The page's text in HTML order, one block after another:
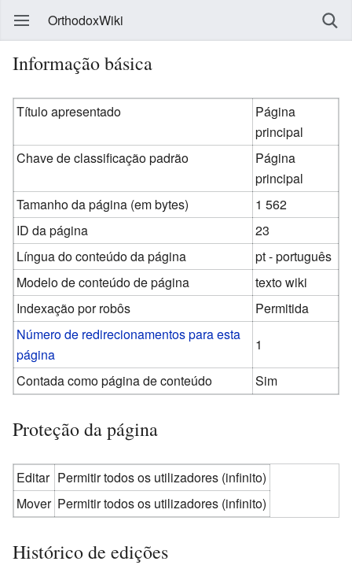
OrthodoxWiki
Informação básica
Título apresentado
Página
principal
Chave de classificação padrão
Página
principal
Tamanho da página (em bytes)
1 562
ID da página
23
Língua do conteúdo da página
pt - português
Modelo de conteúdo de página
texto wiki
Indexação por robôs
Permitida
Número de redirecionamentos para esta
página
1
Contada como página de conteúdo
Sim
Proteção da página
Editar Permitir todos os utilizadores (infinito)
Mover Permitir todos os utilizadores (infinito)
Histórico de edições